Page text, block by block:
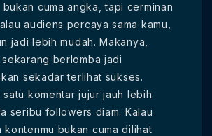
bukan cuma angka, tapi cerminan
audiens percaya sama kamu,
jadi lebih mudah. Makanya,
berlomba jadi
sekadar terlihat sukses.
komentar jujur jauh lebih
seribu followers diam. Kalau
kontenmu bukan cuma dilihat